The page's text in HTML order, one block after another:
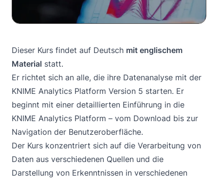
Dieser Kurs findet auf Deutsch mit englischem
Material statt.
Er richtet sich an alle, die ihre Datenanalyse mit der
KNIME Analytics Platform Version 5 starten. Er
beginnt mit einer detaillierten Einführung in die
KNIME Analytics Platform – vom Download bis zur
Navigation der Benutzeroberfläche.
Der Kurs konzentriert sich auf die Verarbeitung von
Daten aus verschiedenen Quellen und die
Darstellung von Erkenntnissen in verschiedenen